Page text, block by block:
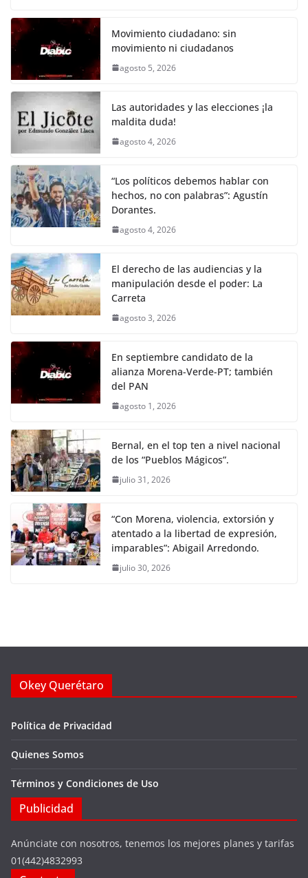
k
c
e
b
o
o
k
itt
er s
A
p
y
Li
k
gr
a
e
Movimiento ciudadano: sin
movimiento ni ciudadanos
agosto 5, 2026
Las autoridades y las elecciones ¡la
maldita duda!
agosto 4, 2026
“Los políticos debemos hablar con
hechos, no con palabras”: Agustín
Dorantes.
agosto 4, 2026
El derecho de las audiencias y la
manipulación desde el poder: La
Carreta
agosto 3, 2026
En septiembre candidato de la
alianza Morena-Verde-PT; también
del PAN
agosto 1, 2026
Bernal, en el top ten a nivel nacional
de los “Pueblos Mágicos”.
julio 31, 2026
“Con Morena, violencia, extorsión y
atentado a la libertad de expresión,
imparables”: Abigail Arredondo.
julio 30, 2026
Okey Querétaro
Política de Privacidad
Quienes Somos
Términos y Condiciones de Uso
Publicidad
Anúnciate con nosotros, tenemos los mejores planes y tarifas
01(442)4832993